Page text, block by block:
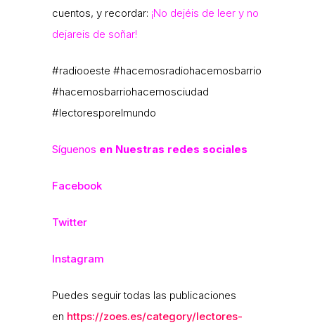
cuentos, y recordar: ¡No dejéis de leer y no
dejareis de soñar!
#radiooeste #hacemosradiohacemosbarrio
#hacemosbarriohacemosciudad
#lectoresporelmundo
Síguenos en Nuestras redes sociales
Facebook
Twitter
Instagram
Puedes seguir todas las publicaciones
en https://zoes.es/category/lectores-